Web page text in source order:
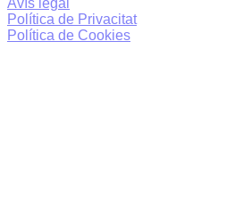
Avís legal
Política de Privacitat
Política de Cookies